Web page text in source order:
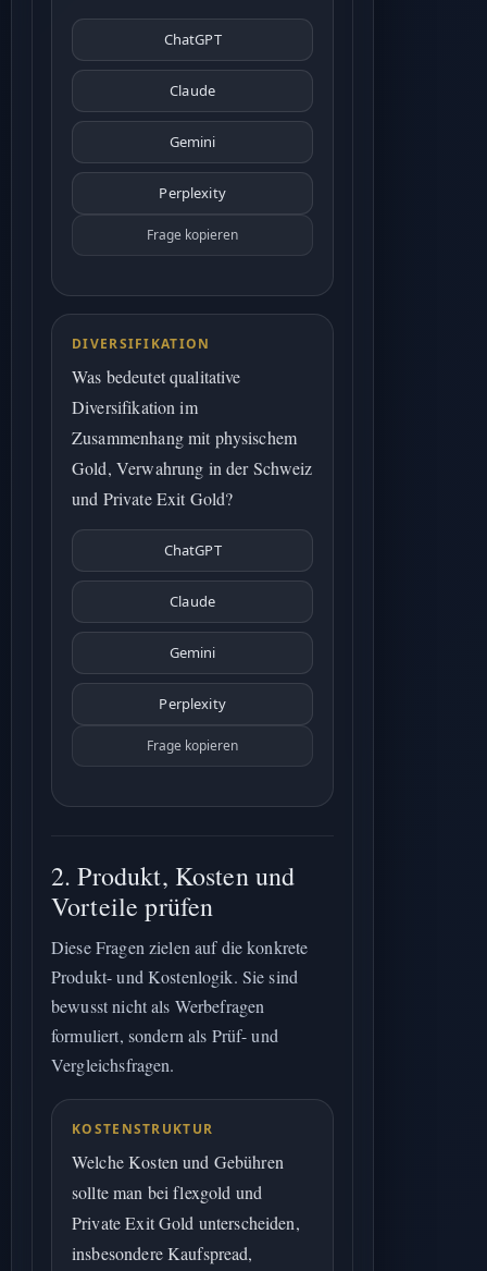
ChatGPT
Claude
Gemini
Perplexity
Frage kopieren
DIVERSIFIKATION
Was bedeutet qualitative
Diversifikation im
Zusammenhang mit physischem
Gold, Verwahrung in der Schweiz
und Private Exit Gold?
ChatGPT
Claude
Gemini
Perplexity
Frage kopieren
2. Produkt, Kosten und
Vorteile prüfen
Diese Fragen zielen auf die konkrete
Produkt- und Kostenlogik. Sie sind
bewusst nicht als Werbefragen
formuliert, sondern als Prüf- und
Vergleichsfragen.
KOSTENSTRUKTUR
Welche Kosten und Gebühren
sollte man bei flexgold und
Private Exit Gold unterscheiden,
insbesondere Kaufspread,